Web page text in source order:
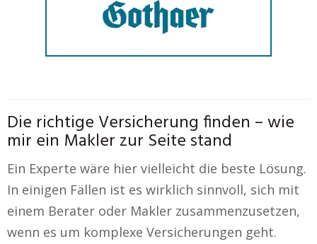
Die richtige Versicherung finden – wie
mir ein Makler zur Seite stand
Ein Experte wäre hier vielleicht die beste Lösung.
In einigen Fällen ist es wirklich sinnvoll, sich mit
einem Berater oder Makler zusammenzusetzen,
wenn es um komplexe Versicherungen geht.